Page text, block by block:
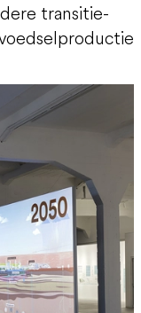
transitie-